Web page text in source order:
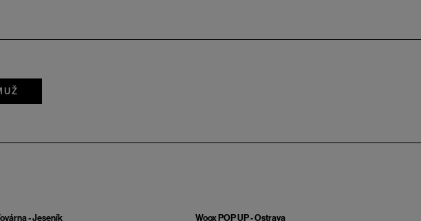
- Jeseník Woox POP UP - Ostrava